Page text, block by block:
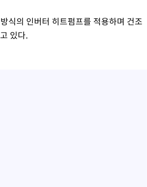
식의 인버터 히트펌프를 적용하며 건조
있다.